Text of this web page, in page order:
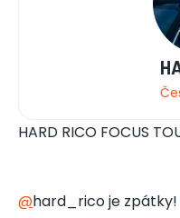
HARD RICO FOCUS
@hard_rico je